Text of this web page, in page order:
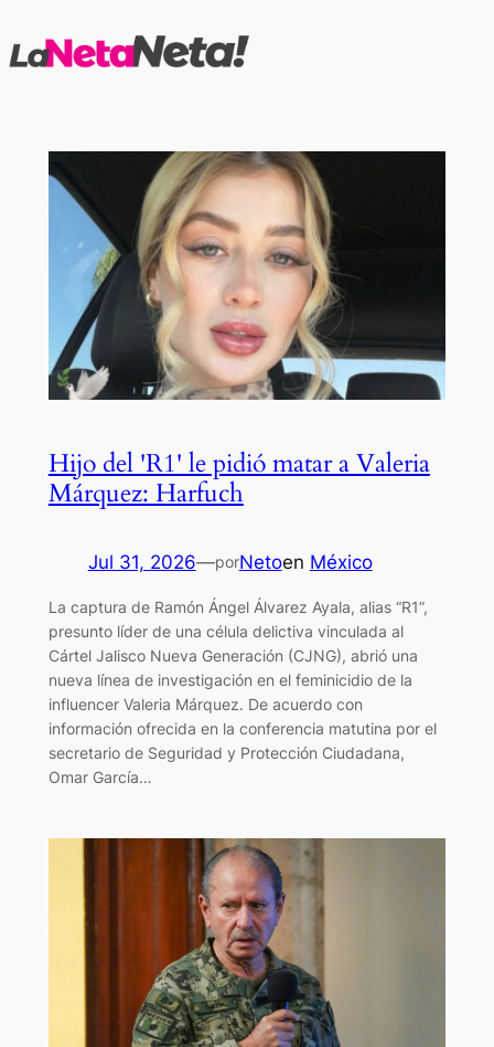
al
Hijo del 'R1' le pidió matar a Valeria
Márquez: Harfuch
Jul 31, 2026—porNetoen México
La captura de Ramón Ángel Álvarez Ayala, alias “R1”,
presunto líder de una célula delictiva vinculada al
Cártel Jalisco Nueva Generación (CJNG), abrió una
nueva línea de investigación en el feminicidio de la
influencer Valeria Márquez. De acuerdo con
información ofrecida en la conferencia matutina por el
secretario de Seguridad y Protección Ciudadana,
Omar García…